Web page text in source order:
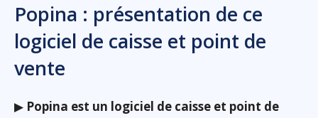
Popina : présentation de ce
logiciel de caisse et point de
vente
▶ Popina est un logiciel de caisse et point de